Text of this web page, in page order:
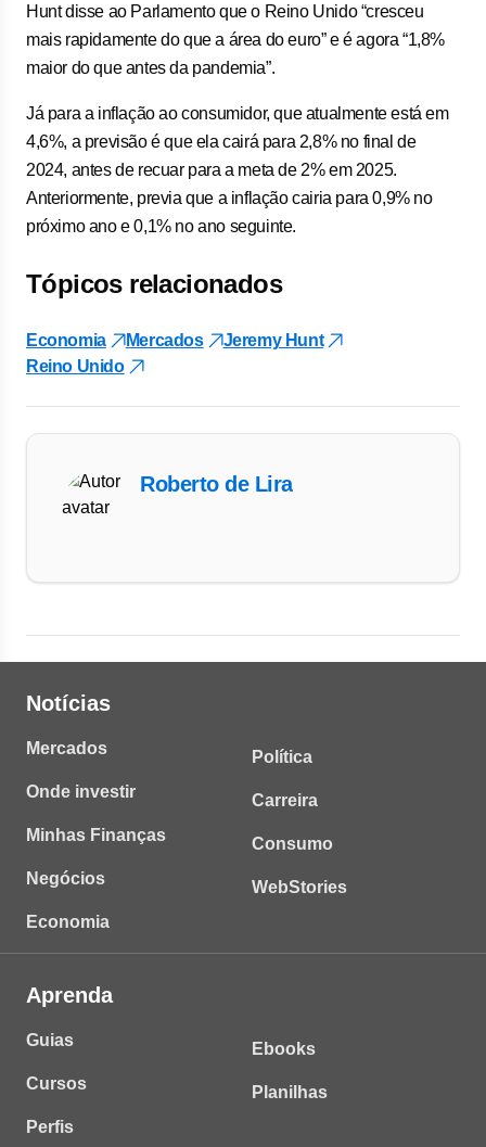
Hunt disse ao Parlamento que o Reino Unido “cresceu
mais rapidamente do que a área do euro” e é agora “1,8%
maior do que antes da pandemia”.
Já para a inflação ao consumidor, que atualmente está em
4,6%, a previsão é que ela cairá para 2,8% no final de
2024, antes de recuar para a meta de 2% em 2025.
Anteriormente, previa que a inflação cairia para 0,9% no
próximo ano e 0,1% no ano seguinte.
Tópicos relacionados
Economia Mercados
Jeremy Hunt
Reino Unido
Roberto de Lira
Notícias
Mercados
Onde investir
Minhas Finanças
Negócios
Economia
Política
Carreira
Consumo
WebStories
Aprenda
Guias
Cursos
Perfis
Ebooks
Planilhas